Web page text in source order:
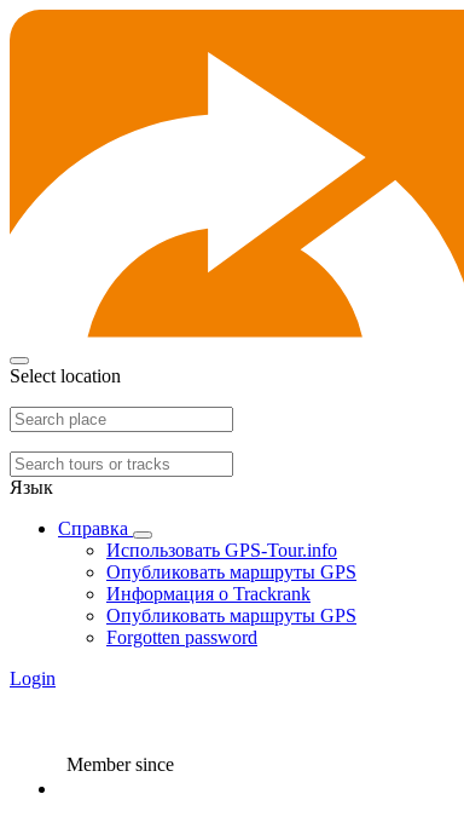
Select location
Язык
Справка
Использовать GPS-Tour.info
Опубликовать маршруты GPS
Информация о Trackrank
Опубликовать маршруты GPS
Forgotten password
Login
Member since